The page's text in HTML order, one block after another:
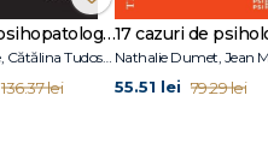
Tratat de psihopatologie şi psihiatrie pentru psihologi
Florin Tudose, Cătălina Tudose, Letiţia Dobranici
136.37 lei 55.51 lei 79.29 lei